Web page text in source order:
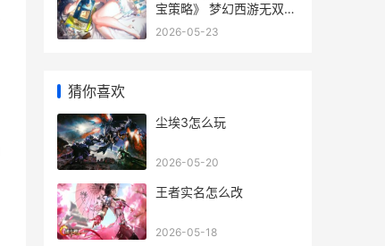
宝策略》 梦幻西游无双徽
记有什么用
2026-05-23
猜你喜欢
尘埃3怎么玩
2026-05-20
王者实名怎么改
2026-05-18